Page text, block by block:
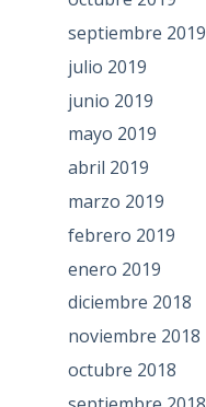
septiembre 2019
julio 2019
junio 2019
mayo 2019
abril 2019
marzo 2019
febrero 2019
enero 2019
diciembre 2018
noviembre 2018
octubre 2018